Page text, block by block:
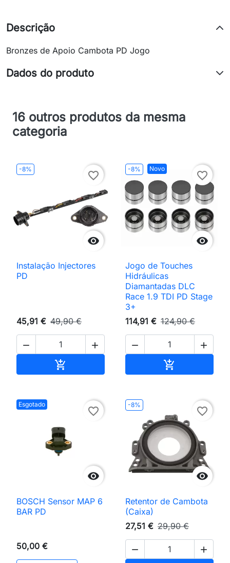
Descrição
Bronzes de Apoio Cambota PD Jogo
Dados do produto
16 outros produtos da mesma
categoria
-8%

favorite_border
Instalação Injectores
PD
45,91 € 49,90 €
 

-8% Novo

favorite_border
Jogo de Touches
Hidráulicas
Diamantadas DLC
Race 1.9 TDI PD Stage
3+
114,91 € 124,90 €
 

Esgotado

favorite_border
BOSCH Sensor MAP 6
BAR PD
50,00 €
-8%

favorite_border
Retentor de Cambota
(Caixa)
27,51 € 29,90 €

